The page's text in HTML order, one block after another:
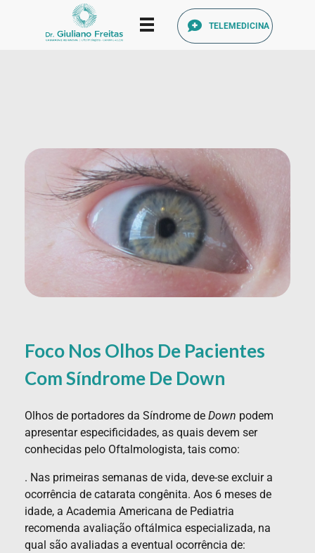
TELEMEDICINA
Foco Nos Olhos De Pacientes
Com Síndrome De Down
Olhos de portadores da Síndrome de Down podem
apresentar especificidades, as quais devem ser
conhecidas pelo Oftalmologista, tais como:
. Nas primeiras semanas de vida, deve-se excluir a
ocorrência de catarata congênita. Aos 6 meses de
idade, a Academia Americana de Pediatria
recomenda avaliação oftálmica especializada, na
qual são avaliadas a eventual ocorrência de: